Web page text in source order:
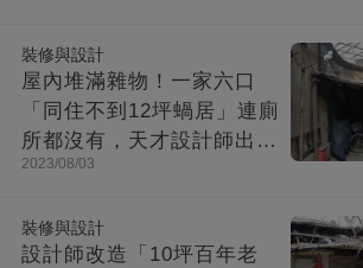
裝修與設計
屋內堆滿雜物！一家六口
「同住不到12坪蝸居」連廁
所都沒有，天才設計師出馬
「打造功能齊全迷你房」成
2023/08/03
裝修與設計
設計師改造「10坪百年老